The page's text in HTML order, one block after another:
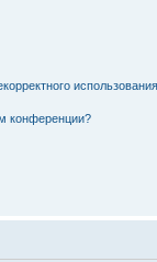
конференции?